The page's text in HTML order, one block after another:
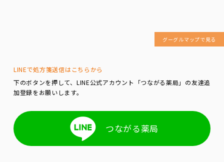
グーグルマップで見る
LINEで処方箋送信はこちらから
下のボタンを押して、LINE公式アカウント「つながる薬局」の友達追
加登録をお願いします。
つながる薬局